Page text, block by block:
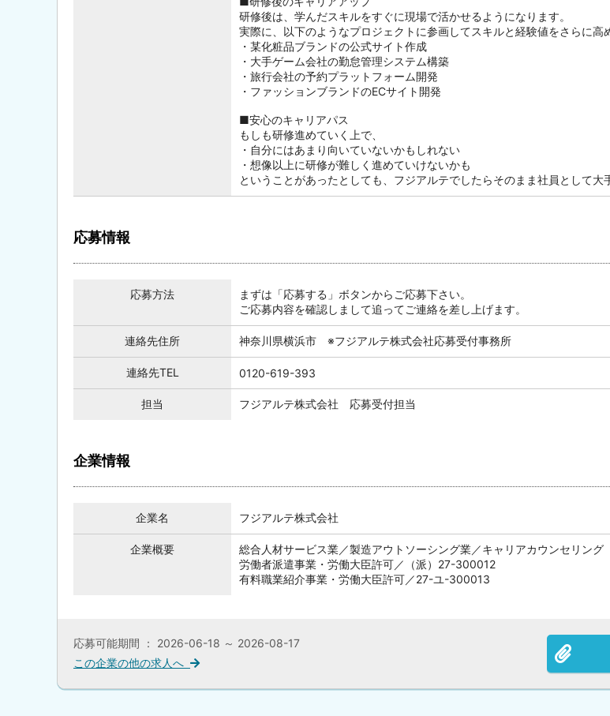
研修後は、学んだスキルをすぐに現場で活かせるようになります。
実際に、以下のようなプロジェクトに参画してスキルと経験値をさらに高
・某化粧品ブランドの公式サイト作成
・大手ゲーム会社の勤怠管理システム構築
・旅行会社の予約プラットフォーム開発
・ファッションブランドのECサイト開発
■安心のキャリアパス
もしも研修進めていく上で、
・自分にはあまり向いていないかもしれない
・想像以上に研修が難しく進めていけないかも
ということがあったとしても、フジアルテでしたらそのまま社員として大
応募情報
応募方法
まずは「応募する」ボタンからご応募下さい。
ご応募内容を確認しまして追ってご連絡を差し上げます。
連絡先住所 神奈川県横浜市 ※フジアルテ株式会社応募受付事務所
連絡先TEL 0120-619-393
担当 フジアルテ株式会社 応募受付担当
企業情報
企業名 フジアルテ株式会社
企業概要
総合人材サービス業／製造アウトソーシング業／キャリアカウンセリング
労働者派遣事業・労働大臣許可／（派）27-300012
有料職業紹介事業・労働大臣許可／27-ユ-300013
応募可能期間 ： 2026-06-18 ～ 2026-08-17
この企業の他の求人へ